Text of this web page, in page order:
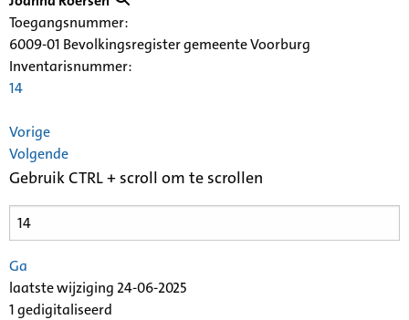
Toegangsnummer:
6009-01 Bevolkingsregister gemeente Voorburg
Inventarisnummer:
14
Vorige
Volgende
Gebruik CTRL + scroll om te scrollen
Ga
laatste wijziging 24-06-2025
1 gedigitaliseerd